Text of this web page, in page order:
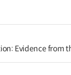
Evidence from